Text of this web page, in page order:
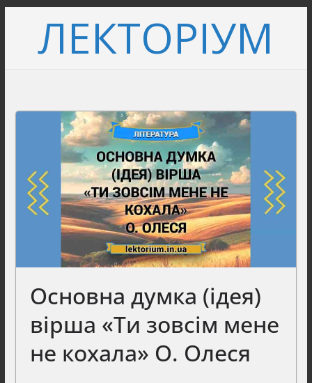
вмістуЛЕКТОРІУМ
Основна думка (ідея)
вірша «Ти зовсім мене
не кохала» О. Олеся